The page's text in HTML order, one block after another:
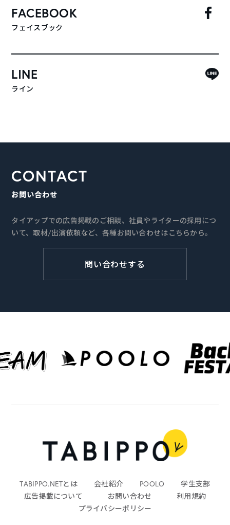
FACEBOOK
フェイスブック
LINE
ライン
CONTACT
お問い合わせ
タイアップでの広告掲載のご相談、社員やライターの採用につ
いて、取材/出演依頼など、各種お問い合わせはこちらから。
問い合わせする
TABIPPO.NETとは 会社紹介 POOLO
学生支部
広告掲載について
お問い合わせ
利用規約
プライバシーポリシー